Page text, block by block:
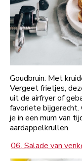
Goudbruin. Met
Vergeet frietjes,
uit de airfryer of
favoriete bijgerecht.
je in een mum van
aardappelkrullen.
06. Salade van